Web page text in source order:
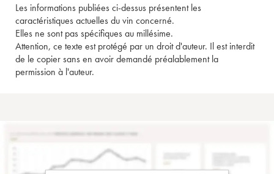
Les informations publiées ci-dessus présentent les
caractéristiques actuelles du vin concerné.
Elles ne sont pas spécifiques au millésime.
Attention, ce texte est protégé par un droit d'auteur. Il est interdit
de le copier sans en avoir demandé préalablement la
permission à l'auteur.